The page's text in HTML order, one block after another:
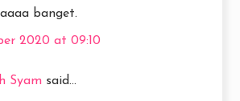
banget.
2020 at 09:10
Syam said...